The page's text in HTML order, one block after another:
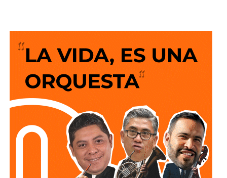
Transparencia (PNT).
“En la ley actual está establecido que los servidores
públicos pueden determinar qué se hace público y qué no,
dependiendo de la seguridad nacional o del procedimiento
en el que está la información. Con este Decreto ya no lo
dejamos a criterio del servidor público, ya no lo dejamos a
criterio de un secretario, de otra secretaria, de un director
de un área de Pemex o de CFE, o de cualquier Secretaría”.
“Ya hay un lineamiento específico de realmente lo que
debe ser transparente y aquello que, por el procedimiento
administrativo judicial, no puede informarse dado que está